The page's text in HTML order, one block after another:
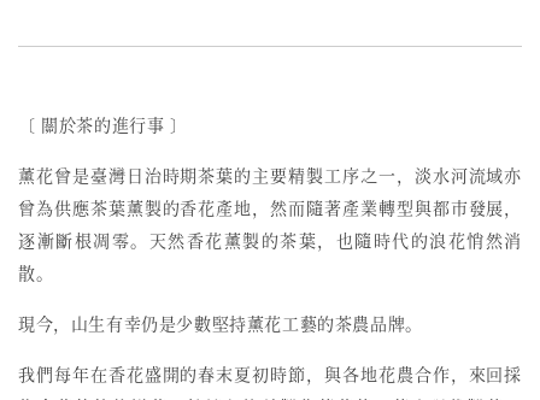
〔 關於茶的進行事 〕
薰花曾是臺灣日治時期茶葉的主要精製工序之一， 淡水河流域亦
曾為供應茶葉薰製的香花產地，然而隨著產業轉型與都市發展，
逐漸斷根凋零。天然香花薰製的茶葉，也隨時代的浪花悄然消
散。
現今，山生有幸仍是少數堅持薰花工藝的茶農品牌。
我們每年在香花盛開的春末夏初時節，與各地花農合作，來回採